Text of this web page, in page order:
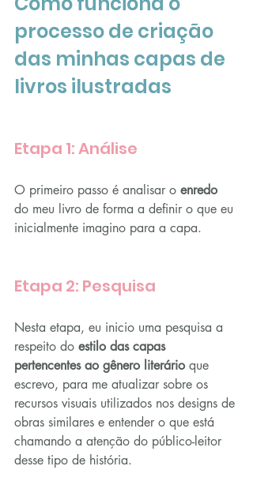
processo de criação
das minhas capas de
livros ilustradas
Etapa 1: Análise
O primeiro passo é analisar o enredo
do meu livro de forma a definir o que eu
inicialmente imagino para a capa.
Etapa 2: Pesquisa
Nesta etapa, eu inicio uma pesquisa a
respeito do estilo das capas
pertencentes ao gênero literário que
escrevo, para me atualizar sobre os
recursos visuais utilizados nos designs de
obras similares e entender o que está
chamando a atenção do público-leitor
desse tipo de história.